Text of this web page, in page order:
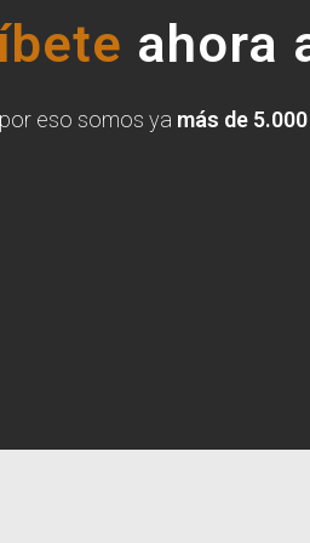
ahora
eso somos ya más de